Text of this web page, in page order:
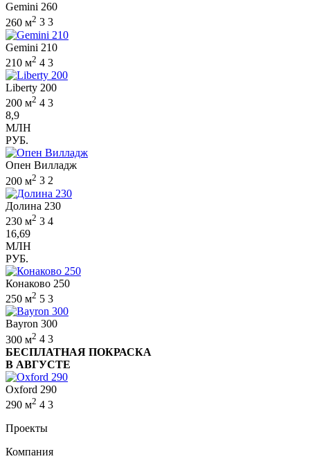
Gemini 260
260 м2 3 3
Gemini 210
210 м2 4 3
Liberty 200
200 м2 4 3
8,9
МЛН
РУБ.
Опен Вилладж
200 м2 3 2
Долина 230
230 м2 3 4
16,69
МЛН
РУБ.
Конаково 250
250 м2 5 3
Bayron 300
300 м2 4 3
БЕСПЛАТНАЯ ПОКРАСКА
В АВГУСТЕ
Oxford 290
290 м2 4 3
Проекты
Компания